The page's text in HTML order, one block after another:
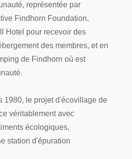
représentée par
Findhorn Foundation,
Hotel pour recevoir des
des membres, et en
de Findhorn où est
1980, le projet d'écovillage de
véritablement avec
écologiques,
station d'épuration